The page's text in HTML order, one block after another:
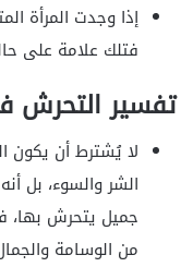
إذا وجدت المرأة
فتلك علامة على
تفسير التحرش
لا يُشترط أن يكون
الشر والسوء، بل
جميل يتحرش بها،
من الوسامة